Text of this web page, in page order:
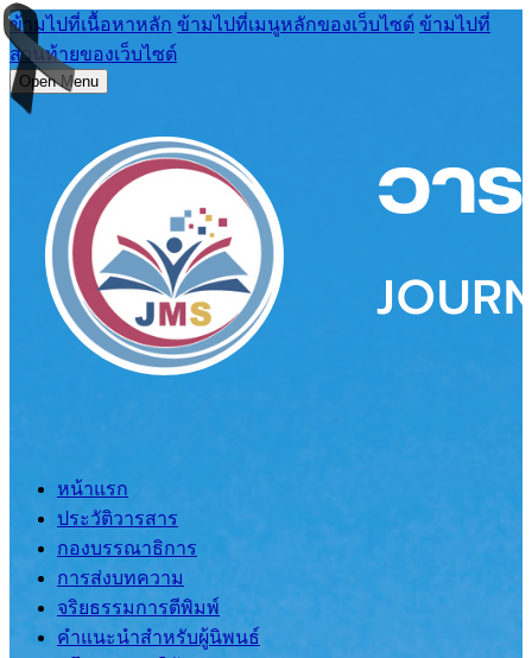
ข้ามไปที่เนื้อหาหลัก ข้ามไปที่เมนูหลักของเว็บไซต์ ข้ามไปที่
ส่วนท้ายของเว็บไซต์
Open Menu
หน้าแรก
ประวัติวารสาร
กองบรรณาธิการ
การส่งบทความ
จริยธรรมการตีพิมพ์
คำแนะนำสำหรับผู้นิพนธ์